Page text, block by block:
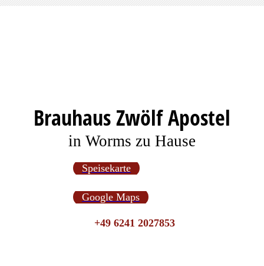
Brauhaus Zwölf Apostel
in Worms zu Hause
Speisekarte
Google Maps
+49 6241 2027853